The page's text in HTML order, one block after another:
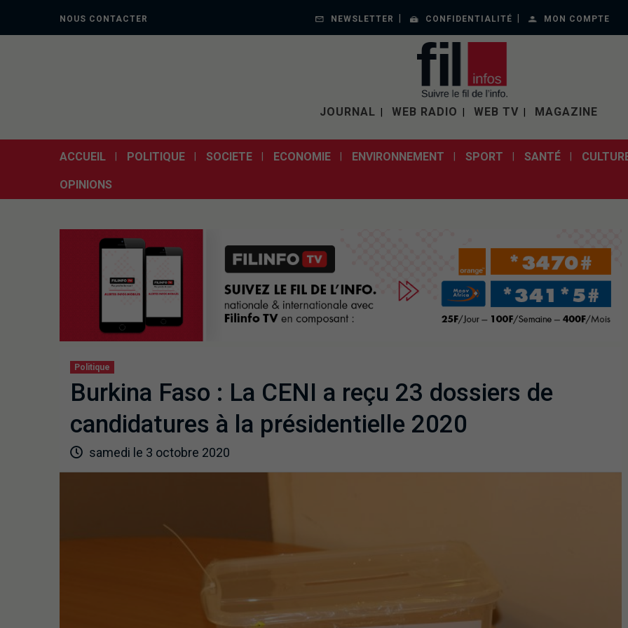
NOUS CONTACTER NEWSLETTER CONFIDENTIALITÉ MON COMPTE
JOURNAL WEB RADIO WEB TV MAGAZINE
ACCUEIL POLITIQUE SOCIETE ECONOMIE ENVIRONNEMENT SPORT SANTÉ
OPINIONS
Politique
Burkina Faso : La CENI a reçu 23 dossiers de
candidatures à la présidentielle 2020
samedi le 3 octobre 2020